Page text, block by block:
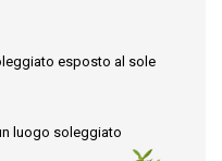
esposto al sole
luogo soleggiato